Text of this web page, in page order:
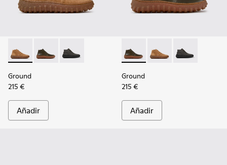
Ground - K300330-019 - Botines de ante marrones para
Ground - K300330-020 - Botines de piel verdes para
Ground - K300330-006
Ground
215 €
Añadir
Ground - K300330-020 -
Ground - K300330-
Ground -
Ground
215 €
Añadir